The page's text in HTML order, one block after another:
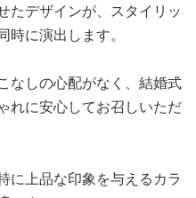
たデザインが、スタイリッ
に演出します。
なしの心配がなく、結婚式
れに安心してお召しいただ
に上品な印象を与えるカラ